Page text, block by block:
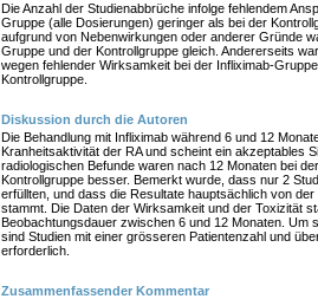
Die Anzahl der Studienabbrüche infolge fehlendem
Gruppe (alle Dosierungen) geringer als bei der
aufgrund von Nebenwirkungen oder anderer Gründe
Gruppe und der Kontrollgruppe gleich. Andererseits
wegen fehlender Wirksamkeit bei der Infliximab-
Kontrollgruppe.
Diskussion durch die Autoren
Die Behandlung mit Infliximab während 6 und 12
Kranheitsaktivität der RA und scheint ein akzeptables
radiologischen Befunde waren nach 12 Monaten bei
Kontrollgruppe besser. Bemerkt wurde, dass nur 2
erfüllten, und dass die Resultate hauptsächlich von
stammt. Die Daten der Wirksamkeit und der Toxizität
Beobachtungsdauer zwischen 6 und 12 Monaten. Um
sind Studien mit einer grösseren Patientenzahl und
erforderlich.
Zusammenfassender Kommentar